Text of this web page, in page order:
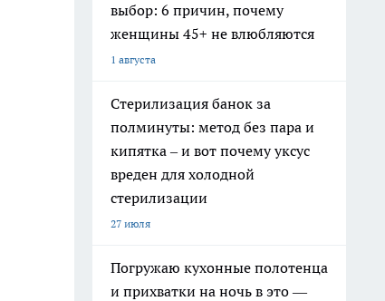
выбор: 6 причин, почему
женщины 45+ не влюбляются
1 августа
Стерилизация банок за
полминуты: метод без пара и
кипятка – и вот почему уксус
вреден для холодной
стерилизации
27 июля
Погружаю кухонные полотенца
и прихватки на ночь в это —